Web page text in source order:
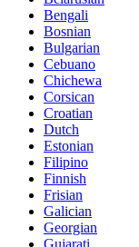
Bengali
Bosnian
Bulgarian
Cebuano
Chichewa
Corsican
Croatian
Dutch
Estonian
Filipino
Finnish
Frisian
Galician
Georgian